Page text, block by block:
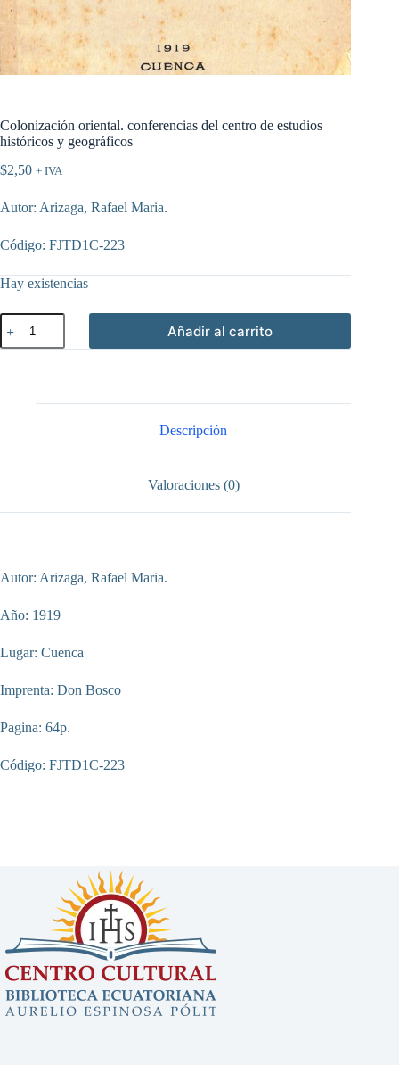
Colonización oriental. conferencias del centro de estudios
históricos y geográficos
$2,50 + IVA
Autor: Arizaga, Rafael Maria.
Código: FJTD1C-223
Hay existencias
Colonización
oriental.
conferencias
geográficos
Añadir al carrito
Descripción
Valoraciones (0)
Autor: Arizaga, Rafael Maria.
Año: 1919
Lugar: Cuenca
Imprenta: Don Bosco
Pagina: 64p.
Código: FJTD1C-223